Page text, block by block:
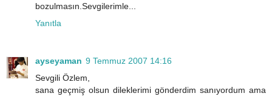
bozulmasın.Sevgilerimle...
Yanıtla
ayseyaman 9 Temmuz 2007 14:16
Sevgili Özlem,
sana geçmiş olsun dileklerimi gönderdim sanıyordum ama